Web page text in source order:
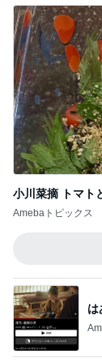
小川菜摘 トマト
Amebaトピックス
は